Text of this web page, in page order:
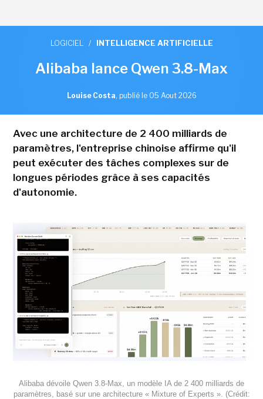
LOGICIEL / INTELLIGENCE ARTIFICIELLE
Alibaba lance Qwen 3.8-Max
Louise Costa, publié le 05 Aout 2026
Avec une architecture de 2 400 milliards de
paramètres, l'entreprise chinoise affirme qu'il
peut exécuter des tâches complexes sur de
longues périodes grâce à ses capacités
d'autonomie.
Alibaba dévoile Qwen 3.8-Max, un modèle IA de 2 400 milliards de
paramètres, basé sur une architecture « Mixture of Experts ». (Crédit: